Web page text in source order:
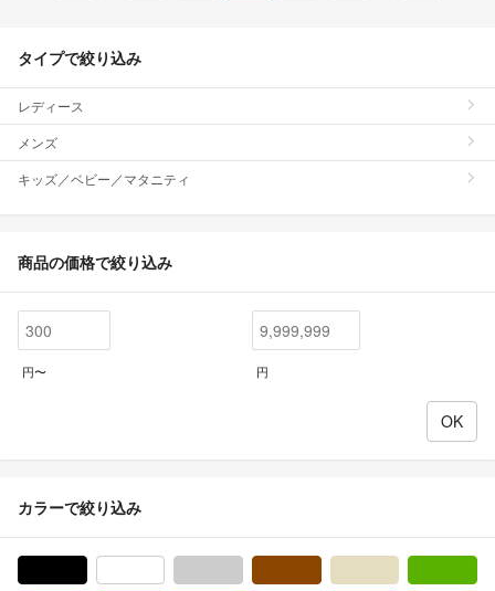
タイプで絞り込み
レディース
メンズ
キッズ／ベビー／マタニティ
商品の価格で絞り込み
円〜 円
カラーで絞り込み